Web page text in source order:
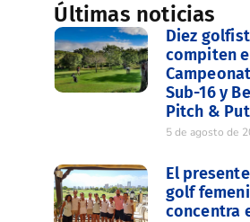
Últimas noticias
Diez
compiten
Sub-16 y
Pitch &
5 de agosto de
El
golf
concentra